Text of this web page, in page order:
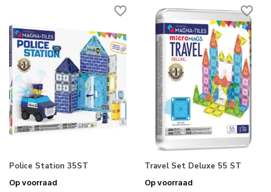
Police Station 35ST
Op voorraad
Travel Set Deluxe 55 ST
Op voorraad